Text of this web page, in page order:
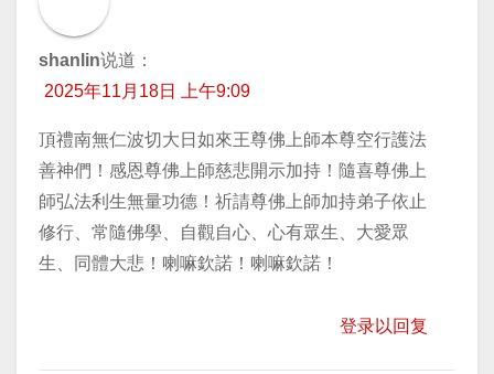
shanlin说道：
2025年11月18日 上午9:09
頂禮南無仁波切大日如來王尊佛上師本尊空行護法
善神們！感恩尊佛上師慈悲開示加持！隨喜尊佛上
師弘法利生無量功德！祈請尊佛上師加持弟子依止
修行、常隨佛學、自觀自心、心有眾生、大愛眾
生、同體大悲！喇嘛欽諾！喇嘛欽諾！
登录以回复